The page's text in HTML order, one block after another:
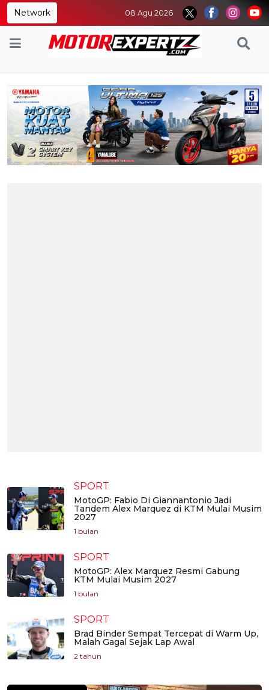
Network 08 Agu 2026
SPORT
MotoGP: Fabio Di Giannantonio Jadi
Tandem Alex Marquez di KTM Mulai Musim
2027
1 bulan
SPORT
MotoGP: Alex Marquez Resmi Gabung
KTM Mulai Musim 2027
1 bulan
SPORT
Brad Binder Sempat Tercepat di Warm Up,
Malah Gagal Sejak Lap Awal
2 tahun